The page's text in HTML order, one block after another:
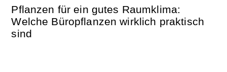
Pflanzen für ein gutes Raumklima:
Welche Büropflanzen wirklich praktisch
sind